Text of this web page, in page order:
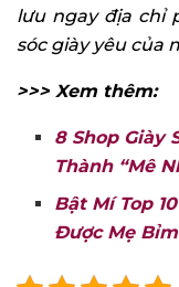
lưu ngay địa chỉ
sóc giày yêu của
>>> Xem thêm:
8 Shop Giày
Thành “Mê
Bật Mí Top
Được Mẹ